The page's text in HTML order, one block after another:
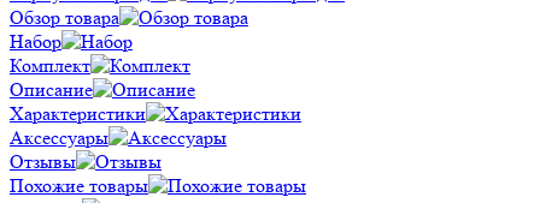
Обзор товара
Набор
Комплект
Описание
Характеристики
Аксессуары
Отзывы
Похожие товары